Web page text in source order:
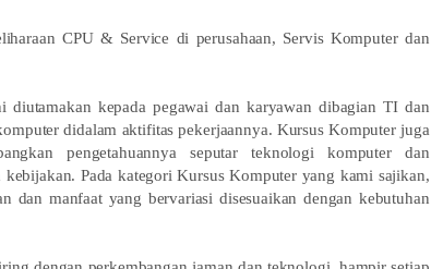
CPU & Service di perusahaan, Servis Komputer dan
kepada pegawai dan karyawan dibagian TI dan
didalam aktifitas pekerjaannya. Kursus Komputer juga
pengetahuannya seputar teknologi komputer dan
Pada kategori Kursus Komputer yang kami sajikan,
manfaat yang bervariasi disesuaikan dengan kebutuhan